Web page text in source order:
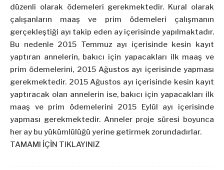
düzenli olarak ödemeleri gerekmektedir. Kural olarak
çalışanların maaş ve prim ödemeleri çalışmanın
gerçekleştiği ayı takip eden ay içerisinde yapılmaktadır.
Bu nedenle 2015 Temmuz ayı içerisinde kesin kayıt
yaptıran annelerin, bakıcı için yapacakları ilk maaş ve
prim ödemelerini, 2015 Ağustos ayı içerisinde yapması
gerekmektedir. 2015 Ağustos ayı içerisinde kesin kayıt
yaptıracak olan annelerin ise, bakıcı için yapacakları ilk
maaş ve prim ödemelerini 2015 Eylül ayı içerisinde
yapması gerekmektedir. Anneler proje süresi boyunca
her ay bu yükümlülüğü yerine getirmek zorundadırlar.
TAMAMI İÇİN TIKLAYINIZ